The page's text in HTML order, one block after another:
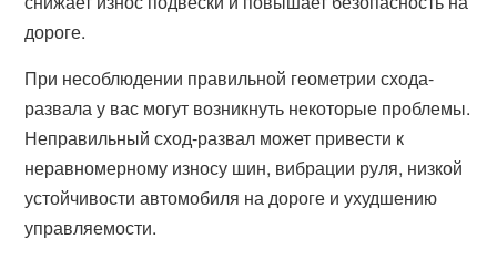
дороге.
При несоблюдении правильной геометрии схода-
развала у вас могут возникнуть некоторые проблемы.
Неправильный сход-развал может привести к
неравномерному износу шин, вибрации руля, низкой
устойчивости автомобиля на дороге и ухудшению
управляемости.